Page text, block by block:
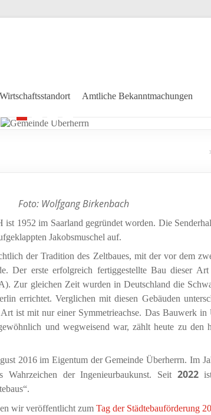
Wirtschaftsstandort Amtliche Bekanntmachungen
1
Foto: Wolfgang Birkenbach
1952 im Saarland gegründet worden. Die
Jakobsmuschel auf.
der Tradition des Zeltbaues, mit der vor dem
Der erste erfolgreich fertiggestellte Bau dieser
Zur gleichen Zeit wurden in Deutschland die
errichtet. Verglichen mit diesen Gebäuden
ist mit nur einer Symmetrieachse. Das Bauwerk in
und wegweisend war, zählt heute zu den
2016 im Eigentum der Gemeinde Überherrn. Im
Wahrzeichen der Ingenieurbaukunst. Seit 2022ist
wir veröffentlicht zum Tag der Städtebauförderung